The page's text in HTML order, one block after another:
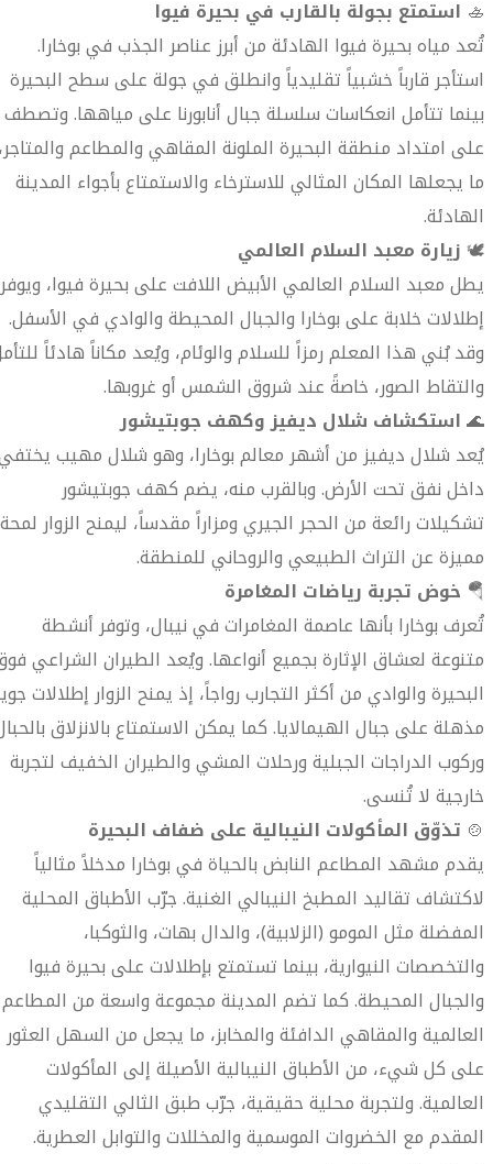
🚣 استمتع بجولة بالقارب في بحيرة فيوا
تُعد مياه بحيرة فيوا الهادئة من أبرز عناصر الجذب في بوخارا.
استأجر قارباً خشبياً تقليدياً وانطلق في جولة على سطح البحيرة
بينما تتأمل انعكاسات سلسلة جبال أنابورنا على مياهها. وتصطف
على امتداد منطقة البحيرة الملونة المقاهي والمطاعم
ما يجعلها المكان المثالي للاسترخاء والاستمتاع بأجواء المدينة
الهادئة.
🕊️زيارة معبد السلام العالمي
يطل معبد السلام العالمي الأبيض اللافت على بحيرة فيوا، ويوفر
إطلالات خلابة على بوخارا والجبال المحيطة والوادي في الأسفل.
وقد بُني هذا المعلم رمزاً للسلام والوئام، ويُعد مكاناً هادئاً
والتقاط الصور، خاصةً عند شروق الشمس أو غروبها.
🌊استكشاف شلال ديفيز وكهف جوبتيشور
يُعد شلال ديفيز من أشهر معالم بوخارا، وهو شلال مهيب
داخل نفق تحت الأرض. وبالقرب منه، يضم كهف جوبتيشور
تشكيلات رائعة من الحجر الجيري ومزاراً مقدساً، ليمنح الزوار لمحة
مميزة عن التراث الطبيعي والروحاني للمنطقة.
🪂 خوض تجربة رياضات المغامرة
تُعرف بوخارا بأنها عاصمة المغامرات في نيبال، وتوفر أنشطة
متنوعة لعشاق الإثارة بجميع أنواعها. ويُعد الطيران الشراعي
البحيرة والوادي من أكثر التجارب رواجاً، إذ يمنح الزوار إطلالات
مذهلة على جبال الهيمالايا. كما يمكن الاستمتاع بالانزلاق
وركوب الدراجات الجبلية ورحلات المشي والطيران الخفيف لتجربة
خارجية لا تُنسى.
🍲 تذوّق المأكولات النيبالية على ضفاف البحيرة
يقدم مشهد المطاعم النابض بالحياة في بوخارا مدخلاً مثالياً
لاكتشاف تقاليد المطبخ النيبالي الغنية. جرّب الأطباق المحلية
المفضلة مثل المومو (الزلابية)، والدال بهات، والثوكبا،
والتخصصات النيوارية، بينما تستمتع بإطلالات على بحيرة فيوا
والجبال المحيطة. كما تضم المدينة مجموعة واسعة من المطاعم
العالمية والمقاهي الدافئة والمخابز، ما يجعل من السهل العثور
على كل شيء، من الأطباق النيبالية الأصيلة إلى المأكولات
العالمية. ولتجربة محلية حقيقية، جرّب طبق الثالي التقليدي
المقدم مع الخضروات الموسمية والمخللات والتوابل العطرية.